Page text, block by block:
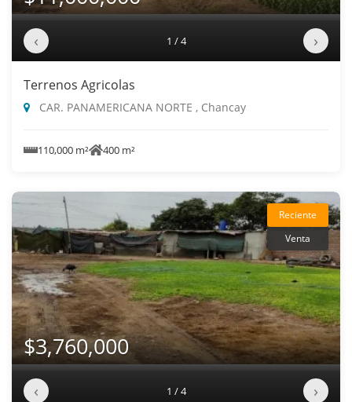
‹ 1 / 4 ›
Terrenos Agricolas
CAR. PANAMERICANA NORTE , Chancay
110,000 m² 400 m²
Reciente
Venta
$3,760,000
‹ 1 / 4 ›